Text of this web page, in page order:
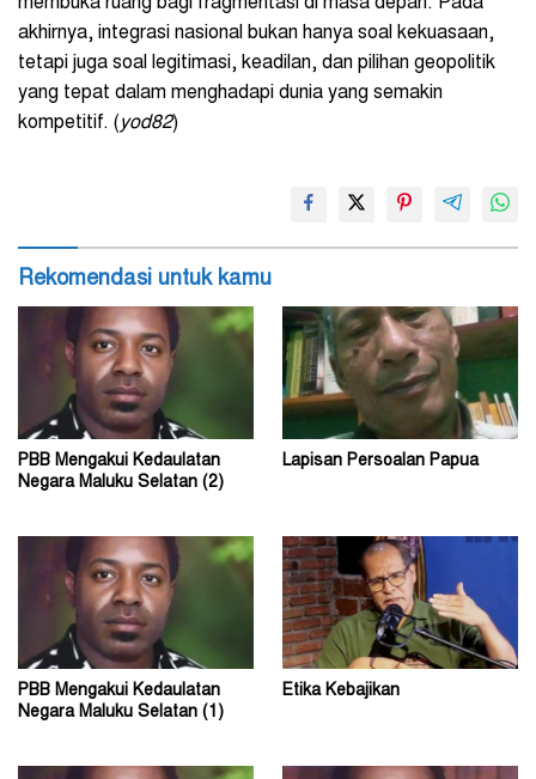
akhirnya, integrasi nasional bukan hanya soal kekuasaan,
tetapi juga soal legitimasi, keadilan, dan pilihan geopolitik
yang tepat dalam menghadapi dunia yang semakin
kompetitif. (yod82)
Rekomendasi untuk kamu
PBB Mengakui Kedaulatan
Negara Maluku Selatan (2)
Lapisan Persoalan Papua
PBB Mengakui Kedaulatan
Negara Maluku Selatan (1)
Etika Kebajikan